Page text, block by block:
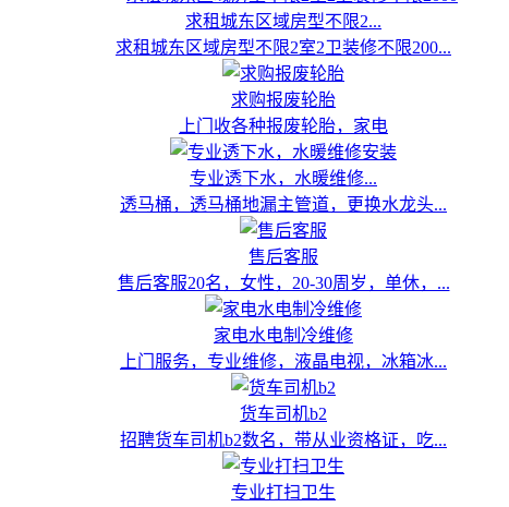
求租城东区域房型不限2...
求租城东区域房型不限2室2卫装修不限200...
求购报废轮胎
上门收各种报废轮胎，家电
专业透下水，水暖维修...
透马桶，透马桶地漏主管道，更换水龙头...
售后客服
售后客服20名，女性，20-30周岁，单休，...
家电水电制冷维修
上门服务，专业维修，液晶电视，冰箱冰...
货车司机b2
招聘货车司机b2数名，带从业资格证，吃...
专业打扫卫生